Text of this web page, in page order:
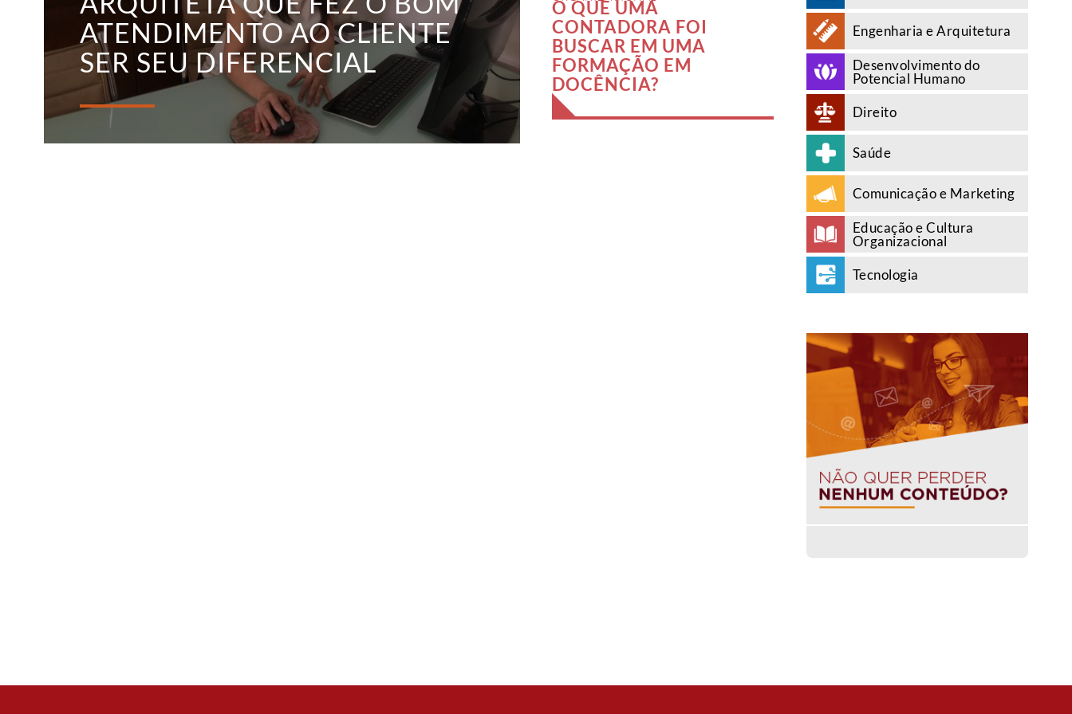
ATENDIMENTO AO CLIENTE
SER SEU DIFERENCIAL
O QUE UMA
CONTADORA FOI
BUSCAR EM UMA
FORMAÇÃO EM
DOCÊNCIA?
Engenharia e Arquitetura
Desenvolvimento do
Potencial Humano
Direito
Saúde
Comunicação e Marketing
Educação e Cultura
Organizacional
Tecnologia